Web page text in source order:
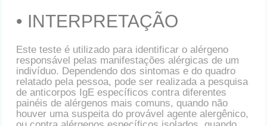
• INTERPRETAÇÃO
Este teste é utilizado para identificar o alérgeno
responsável pelas manifestações alérgicas de um
indivíduo. Dependendo dos sintomas e do quadro
relatado pela pessoa, pode ser realizada a pesquisa
de anticorpos IgE específicos contra diferentes
painéis de alérgenos mais comuns, quando não
houver uma suspeita do provável agente alergênico,